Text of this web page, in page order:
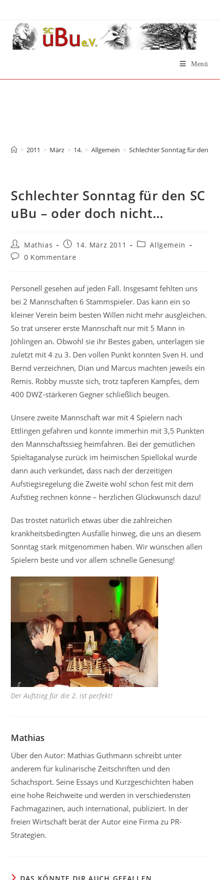
springen
Menü
> 2011 > März > 14. > Allgemein > Schlechter Sonntag für den
Schlechter Sonntag für den SC
uBu – oder doch nicht…
Beitrags-
Autor:
Mathias
Beitrag
veröffentlicht:
14. März 2011
Beitrags-
Allgemein
Beitrags-
0 Kommentare
Personell gesehen auf jeden Fall. Insgesamt fehlten uns
bei 2 Mannschaften 6 Stammspieler. Das kann ein so
kleiner Verein beim besten Willen nicht mehr ausgleichen.
So trat unserer erste Mannschaft nur mit 5 Mann in
Jöhlingen an. Obwohl sie ihr Bestes gaben, unterlagen sie
zuletzt mit 4 zu 3. Den vollen Punkt konnten Sven H. und
Bernd verzeichnen, Dian und Marcus machten jeweils ein
Remis. Robby musste sich, trotz tapferen Kampfes, dem
400 DWZ-stärkeren Gegner schließlich beugen.
Unsere zweite Mannschaft war mit 4 Spielern nach
Ettlingen gefahren und konnte immerhin mit 3,5 Punkten
den Mannschaftssieg heimfahren. Bei der gemütlichen
Spieltaganalyse zurück im heimischen Spiellokal wurde
dann auch verkündet, dass nach der derzeitigen
Aufstiegsregelung die Zweite wohl schon fest mit dem
Aufstieg rechnen könne – herzlichen Glückwunsch dazu!
Das tröstet natürlich etwas über die zahlreichen
krankheitsbedingten Ausfälle hinweg, die uns an diesem
Sonntag stark mitgenommen haben. Wir wünschen allen
Spielern beste und vor allem schnelle Genesung!
Der Aufstieg für die 2. ist perfekt!
Mathias
Über den Autor: Mathias Guthmann schreibt unter
anderem für kulinarische Zeitschriften und den
Schachsport. Seine Essays und Kurzgeschichten haben
eine hohe Reichweite und werden in verschiedensten
Fachmagazinen, auch international, publiziert. In der
freien Wirtschaft berät der Autor eine Firma zu PR-
Strategien.